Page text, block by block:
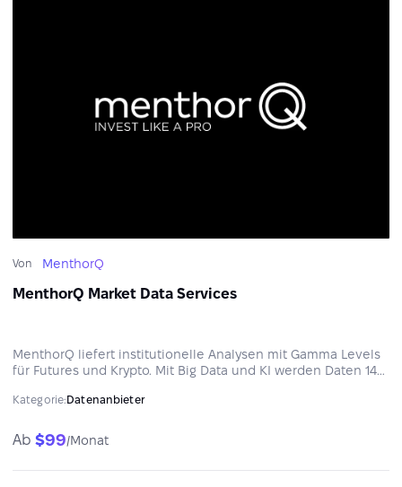
Von MenthorQ
MenthorQ Market Data Services
MenthorQ liefert institutionelle Analysen mit Gamma Levels
für Futures und Krypto. Mit Big Data und KI werden Daten 14+
Kategorie:Datenanbieter
Ab $99/Monat